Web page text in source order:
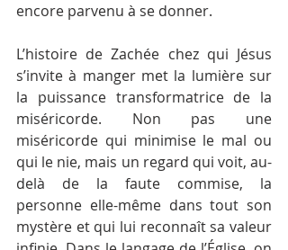
encore parvenu à se donner.
L’histoire de Zachée chez qui Jésus
s’invite à manger met la lumière sur
la puissance transformatrice de la
miséricorde. Non pas une
miséricorde qui minimise le mal ou
qui le nie, mais un regard qui voit, au-
delà de la faute commise, la
personne elle-même dans tout son
mystère et qui lui reconnaît sa valeur